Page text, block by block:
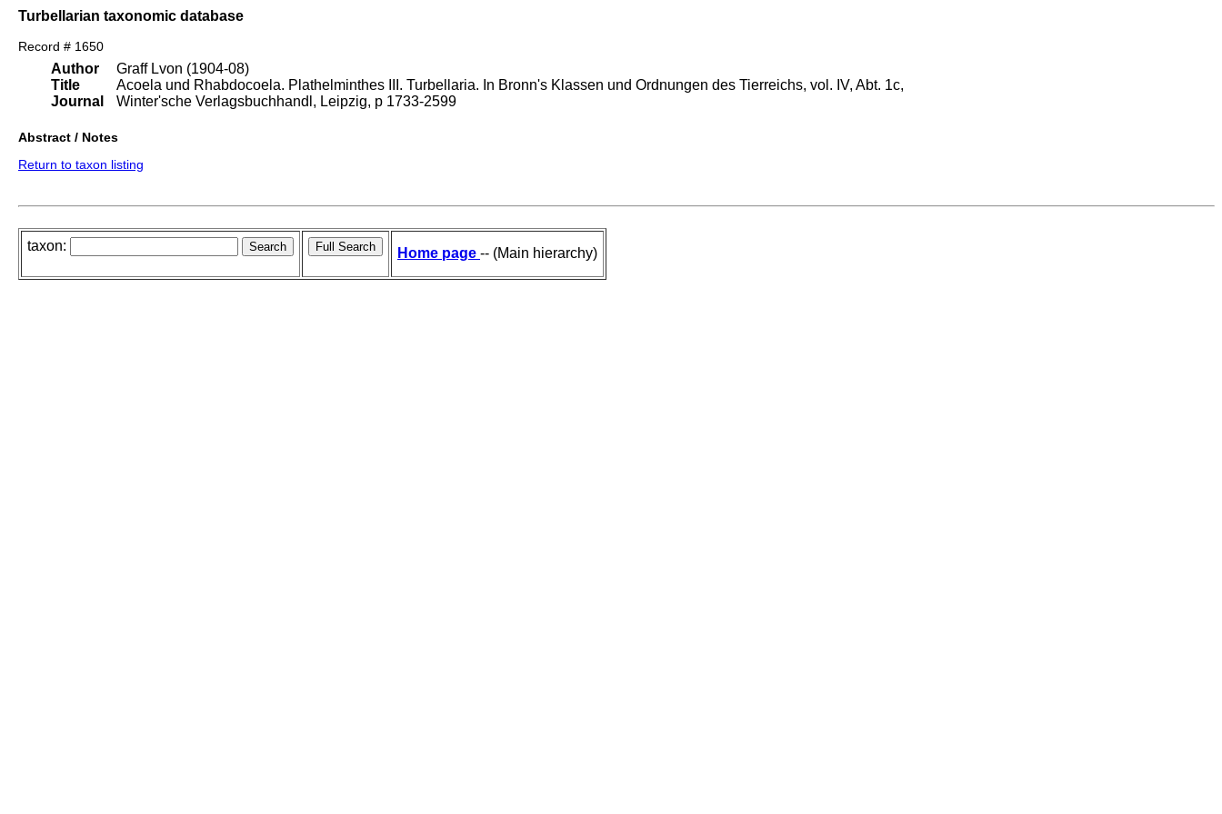
Turbellarian taxonomic database
Record # 1650
Author
Title
Journal
Graff Lvon (1904-08)
Acoela und Rhabdocoela. Plathelminthes III. Turbellaria. In Bronn's Klassen und Ordnungen des Tierreichs, vol. IV, Abt. 1c,
Winter'sche Verlagsbuchhandl, Leipzig, p 1733-2599
Abstract / Notes
Return to taxon listing
taxon: Home page -- (Main hierarchy)